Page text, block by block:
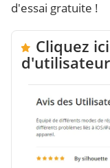
d'essai gratuite !
Cliquez